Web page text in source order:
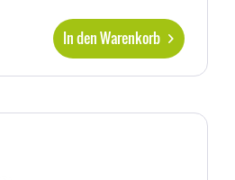
In den Warenkorb